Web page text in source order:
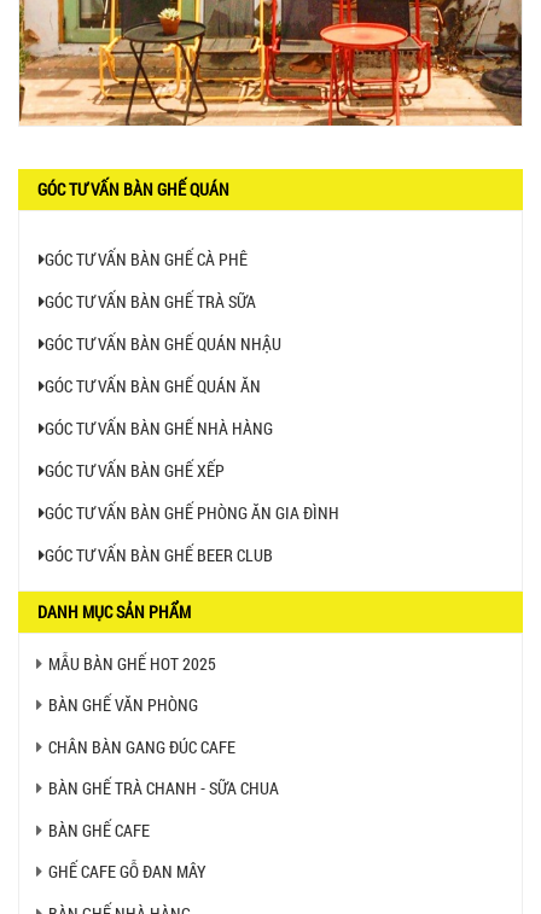
GÓC TƯ VẤN BÀN GHẾ QUÁN
GÓC TƯ VẤN BÀN GHẾ CÀ PHÊ
GÓC TƯ VẤN BÀN GHẾ TRÀ SỮA
GÓC TƯ VẤN BÀN GHẾ QUÁN NHẬU
GÓC TƯ VẤN BÀN GHẾ QUÁN ĂN
GÓC TƯ VẤN BÀN GHẾ NHÀ HÀNG
GÓC TƯ VẤN BÀN GHẾ XẾP
GÓC TƯ VẤN BÀN GHẾ PHÒNG ĂN GIA ĐÌNH
GÓC TƯ VẤN BÀN GHẾ BEER CLUB
DANH MỤC SẢN PHẨM
MẪU BÀN GHẾ HOT 2025
BÀN GHẾ VĂN PHÒNG
CHÂN BÀN GANG ĐÚC CAFE
BÀN GHẾ TRÀ CHANH - SỮA CHUA
BÀN GHẾ CAFE
GHẾ CAFE GỖ ĐAN MÂY